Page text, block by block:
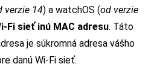
verzie 14) a watchOS (od verzie
Fi sieť inú MAC adresu. Táto
je súkromná adresa vášho
danú Wi-Fi sieť.